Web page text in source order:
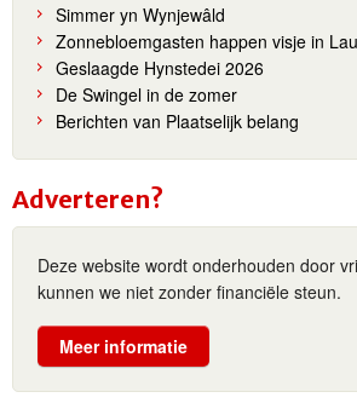
Simmer yn Wynjewâld
Zonnebloemgasten happen visje in
Geslaagde Hynstedei 2026
De Swingel in de zomer
Berichten van Plaatselijk belang
Adverteren?
Deze website wordt onderhouden door
kunnen we niet zonder financiële steun.
Meer informatie